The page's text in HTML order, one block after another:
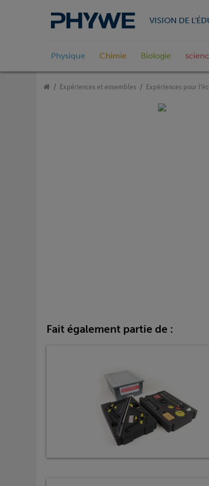
VISION DE
Physique Chimie Biologie
Expériences et ensembles Expériences pour
Fait également partie de :